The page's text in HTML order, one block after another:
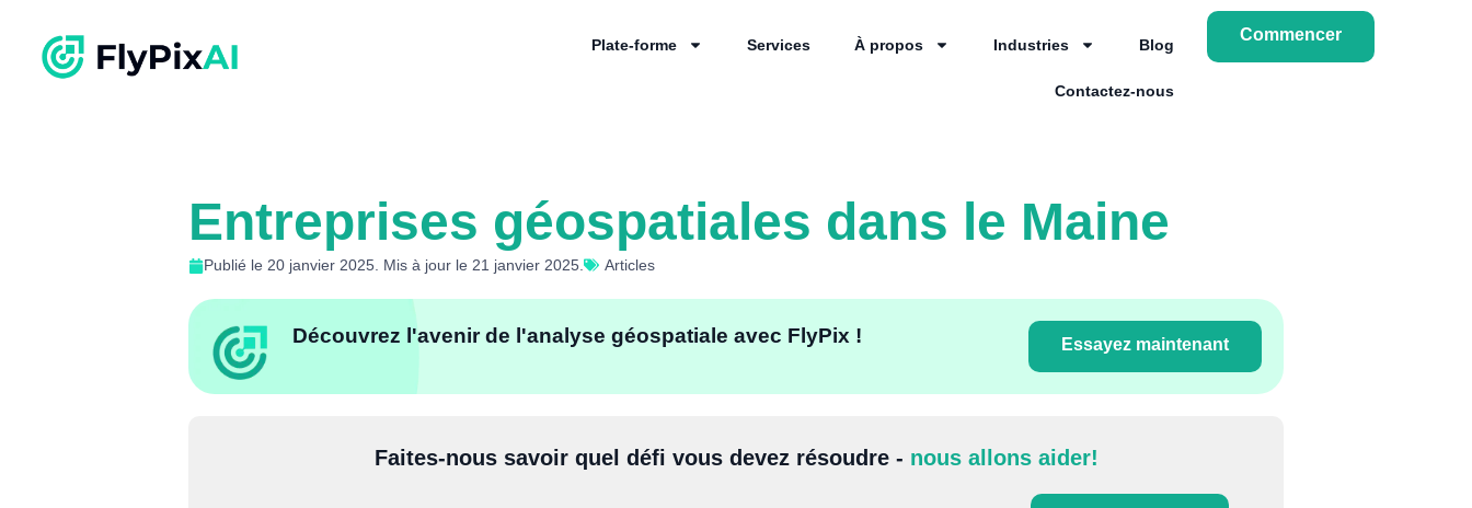
Plate-forme Services À propos Industries Blog
Contactez-nous
Commencer
Entreprises géospatiales dans le Maine
Publié le 20 janvier 2025. Mis à jour le 21 janvier 2025. Articles
Découvrez l'avenir de l'analyse géospatiale avec FlyPix ! Essayez maintenant
Faites-nous savoir quel défi vous devez résoudre - nous allons aider!